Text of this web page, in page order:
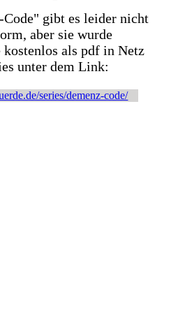
gibt es leider nicht
aber sie wurde
kostenlos als pdf in Netz
unter dem Link:
series/demenz-code/